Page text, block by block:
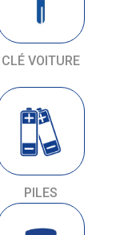
CLÉ VOITURE
PILES